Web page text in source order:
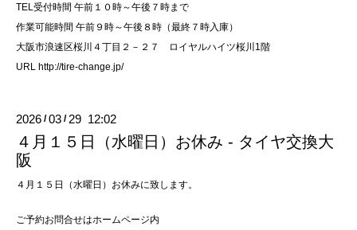
TEL受付時間 午前１０時～午後７時まで
作業可能時間 午前９時～午後８時（最終７時入庫）
大阪市浪速区桜川４丁目２－２７ ロイヤルハイツ桜川1階
URL http://tire-change.jp/
2026 /03 / 29 12:02
４月１５日（水曜日）お休み - タイヤ交換大
阪
４月１５日（水曜日）お休みに致します。
ご予約お問合せはホームページ内